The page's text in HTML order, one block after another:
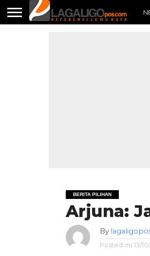
BERITA PILIHAN
Arjuna:
By
Posted on 13/